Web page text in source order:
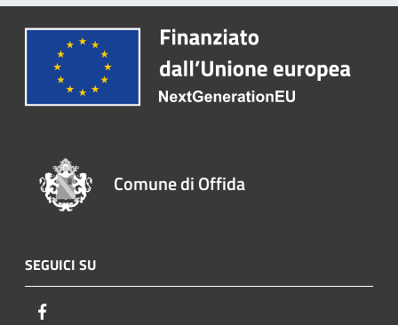
Comune di Offida
SEGUICI SU